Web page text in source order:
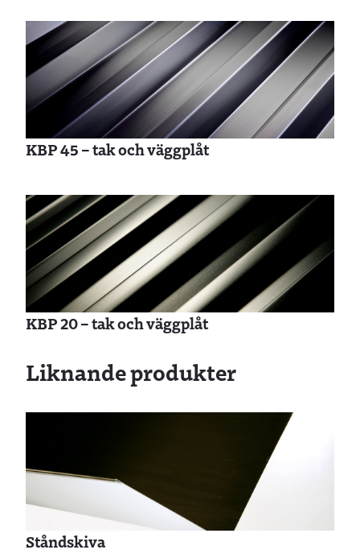
KBP 45 – tak och väggplåt
KBP 20 – tak och väggplåt
Liknande produkter
Ståndskiva